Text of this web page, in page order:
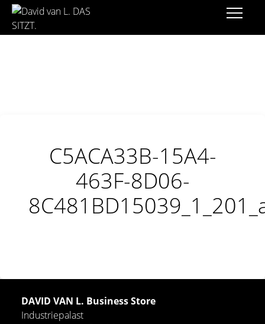
C5ACA33B-15A4-
463F-8D06-
DAVID VAN L. Business Store
Industriepalast